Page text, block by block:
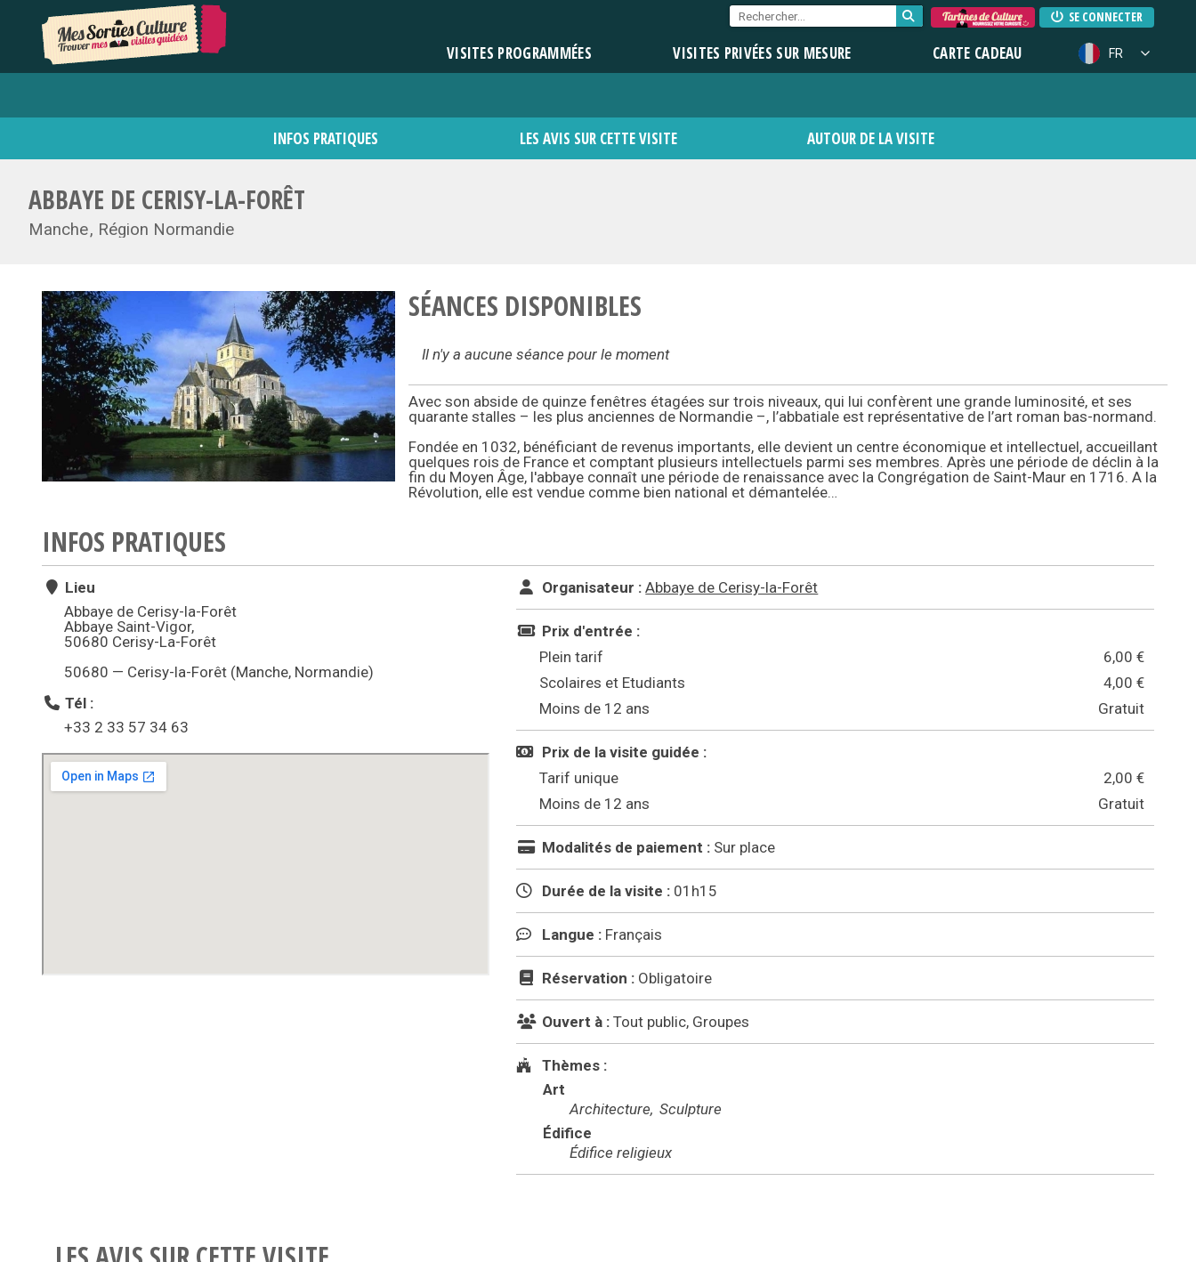
SE CONNECTER
VISITES PROGRAMMÉES VISITES PRIVÉES SUR MESURE CARTE CADEAU FR
INFOS PRATIQUES LES AVIS SUR CETTE VISITE AUTOUR DE LA VISITE
ABBAYE DE CERISY-LA-FORÊT
Manche Région Normandie
SÉANCES DISPONIBLES
Il n'y a aucune séance pour le moment
Avec son abside de quinze fenêtres étagées sur trois niveaux, qui lui confèrent une grande luminosité, et ses
quarante stalles – les plus anciennes de Normandie –, l’abbatiale est représentative de l’art roman bas-normand.
Fondée en 1032, bénéficiant de revenus importants, elle devient un centre économique et intellectuel, accueillant
quelques rois de France et comptant plusieurs intellectuels parmi ses membres. Après une période de déclin à la
fin du Moyen Âge, l'abbaye connaît une période de renaissance avec la Congrégation de Saint-Maur en 1716. A la
Révolution, elle est vendue comme bien national et démantelée…
INFOS PRATIQUES
Lieu
Abbaye de Cerisy-la-Forêt
Abbaye Saint-Vigor,
50680 Cerisy-La-Forêt
50680 — Cerisy-la-Forêt (Manche, Normandie)
Tél :
+33 2 33 57 34 63
Organisateur : Abbaye de Cerisy-la-Forêt
Prix d'entrée :
Plein tarif
6,00 €
Scolaires et Etudiants
4,00 €
Moins de 12 ans
Gratuit
Prix de la visite guidée :
Tarif unique
2,00 €
Moins de 12 ans
Gratuit
Modalités de paiement : Sur place
Durée de la visite : 01h15
Langue : Français
Réservation : Obligatoire
Ouvert à : Tout public, Groupes
Thèmes :
Art
Architecture Sculpture
Édifice
Édifice religieux